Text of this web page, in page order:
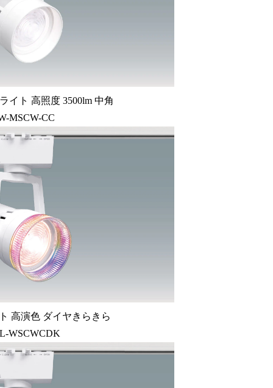
イト 高照度 3500lm 中角
MSCW-CC
高演色 ダイヤきらきら
WSCWCDK